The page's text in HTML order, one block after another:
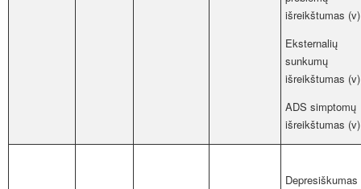
išreikštumas (v)
Eksternalių
sunkumų
išreikštumas (v)
ADS simptomų
išreikštumas (v)
Depresiškumas